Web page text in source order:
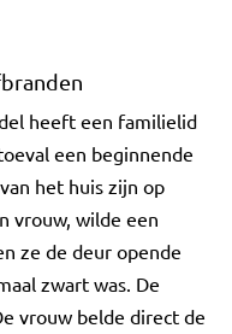
heeft een familielid
een beginnende
het huis zijn op
vrouw, wilde een
ze de deur opende
zwart was. De
vrouw belde direct de